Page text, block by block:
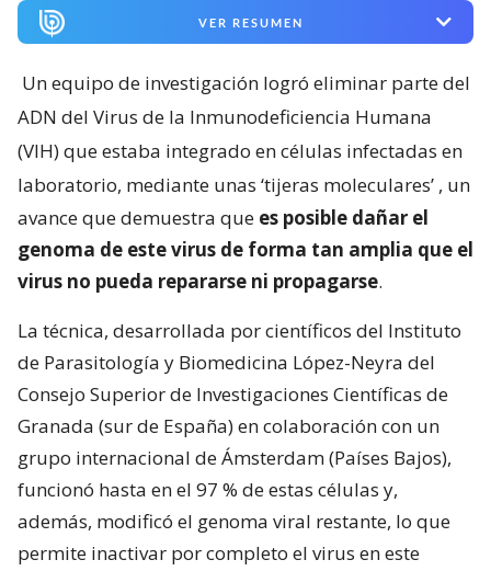
VER RESUMEN
Un equipo de investigación logró eliminar parte del
ADN del Virus de la Inmunodeficiencia Humana
(VIH) que estaba integrado en células infectadas en
laboratorio, mediante unas ‘tijeras moleculares’ , un
avance que demuestra que es posible dañar el
genoma de este virus de forma tan amplia que el
virus no pueda repararse ni propagarse.
La técnica, desarrollada por científicos del Instituto
de Parasitología y Biomedicina López-Neyra del
Consejo Superior de Investigaciones Científicas de
Granada (sur de España) en colaboración con un
grupo internacional de Ámsterdam (Países Bajos),
funcionó hasta en el 97 % de estas células y,
además, modificó el genoma viral restante, lo que
permite inactivar por completo el virus en este